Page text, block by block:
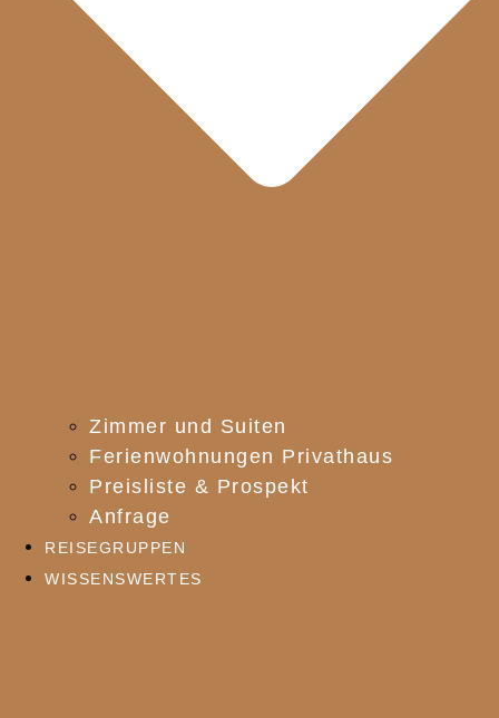
Zimmer und Suiten
Ferienwohnungen Privathaus
Preisliste & Prospekt
Anfrage
REISEGRUPPEN
WISSENSWERTES